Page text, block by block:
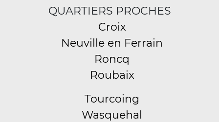
QUARTIERS PROCHES
Croix
Neuville en Ferrain
Roncq
Roubaix
Tourcoing
Wasquehal